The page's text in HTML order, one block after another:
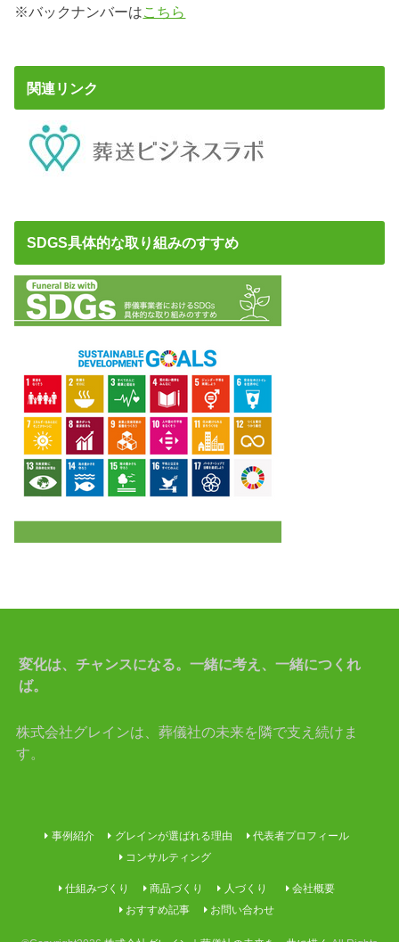
※バックナンバーはこちら
関連リンク
SDGS具体的な取り組みのすすめ
変化は、チャンスになる。一緒に考え、一緒につくれ
ば。
株式会社グレインは、葬儀社の未来を隣で支え続けま
す。
事例紹介 グレインが選ばれる理由
代表者プロフィール
コンサルティング
仕組みづくり 商品づくり 人づくり
会社概要
おすすめ記事
お問い合わせ